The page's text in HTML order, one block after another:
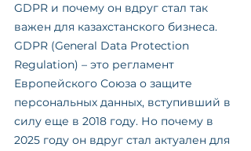
GDPR и почему он вдруг стал так
важен для казахстанского бизнеса.
GDPR (General Data Protection
Regulation) – это регламент
Европейского Союза о защите
персональных данных, вступивший в
силу еще в 2018 году. Но почему в
2025 году он вдруг стал актуален для